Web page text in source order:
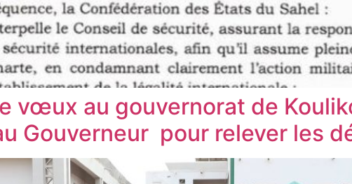
vœux au gouvernorat de
Gouverneur ‎ pour relever les